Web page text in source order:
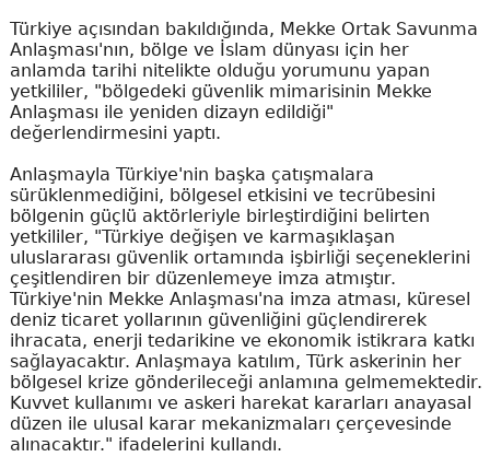
Türkiye açısından bakıldığında, Mekke Ortak Savunma
Anlaşması'nın, bölge ve İslam dünyası için her
anlamda tarihi nitelikte olduğu yorumunu yapan
yetkililer, "bölgedeki güvenlik mimarisinin Mekke
Anlaşması ile yeniden dizayn edildiği"
değerlendirmesini yaptı.
Anlaşmayla Türkiye'nin başka çatışmalara
sürüklenmediğini, bölgesel etkisini ve tecrübesini
bölgenin güçlü aktörleriyle birleştirdiğini belirten
yetkililer, "Türkiye değişen ve karmaşıklaşan
uluslararası güvenlik ortamında işbirliği seçeneklerini
çeşitlendiren bir düzenlemeye imza atmıştır.
Türkiye'nin Mekke Anlaşması'na imza atması, küresel
deniz ticaret yollarının güvenliğini güçlendirerek
ihracata, enerji tedarikine ve ekonomik istikrara katkı
sağlayacaktır. Anlaşmaya katılım, Türk askerinin her
bölgesel krize gönderileceği anlamına gelmemektedir.
Kuvvet kullanımı ve askeri harekat kararları anayasal
düzen ile ulusal karar mekanizmaları çerçevesinde
alınacaktır." ifadelerini kullandı.